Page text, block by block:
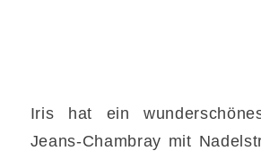
Iris hat ein
Jeans-Chambray mit